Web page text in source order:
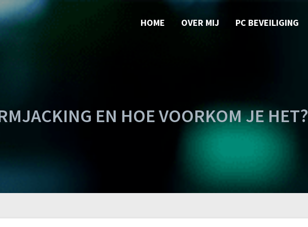
HOME OVER MIJ PC BEVEILIGING
EN HOE VOORKOM JE HET?